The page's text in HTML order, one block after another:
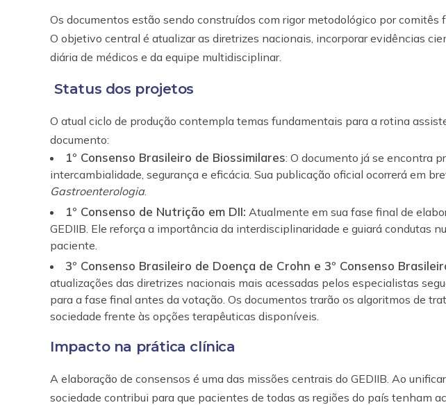
Os documentos estão sendo construídos com rigor metodológico por comitês
O objetivo central é atualizar as diretrizes nacionais, incorporar evidências
diária de médicos e da equipe multidisciplinar.
Status dos projetos
O atual ciclo de produção contempla temas fundamentais para a rotina
documento:
1º Consenso Brasileiro de Biossimilares: O documento já se encontra
intercambialidade, segurança e eficácia. Sua publicação oficial ocorrerá em
Gastroenterologia.
1º Consenso de Nutrição em DII: Atualmente em sua fase final de
GEDIIB. Ele reforça a importância da interdisciplinaridade e guiará condutas
paciente.
3º Consenso Brasileiro de Doença de Crohn e 3º Consenso
atualizações das diretrizes nacionais mais acessadas pelos especialistas
para a fase final antes da votação. Os documentos trarão os algoritmos de
sociedade frente às opções terapêuticas disponíveis.
Impacto na prática clínica
A elaboração de consensos é uma das missões centrais do GEDIIB. Ao
sociedade contribui para que pacientes de todas as regiões do país tenham